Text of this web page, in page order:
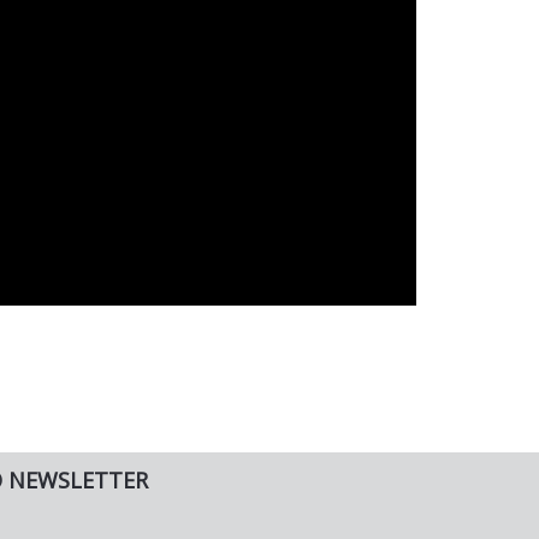
NEWSLETTER